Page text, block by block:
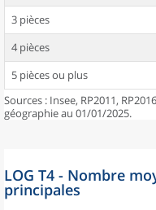
3 pièces
4 pièces
5 pièces ou plus
Sources : Insee, RP2011,
géographie au 01/01/2025.
LOG T4 - Nombre
principales